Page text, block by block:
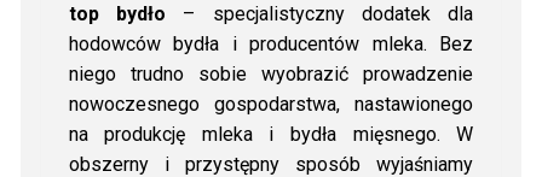
top bydło – specjalistyczny dodatek dla
hodowców bydła i producentów mleka. Bez
niego trudno sobie wyobrazić prowadzenie
nowoczesnego gospodarstwa, nastawionego
na produkcję mleka i bydła mięsnego. W
obszerny i przystępny sposób wyjaśniamy